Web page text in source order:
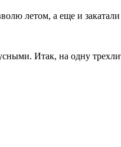
летом, а еще и
Итак, на одну